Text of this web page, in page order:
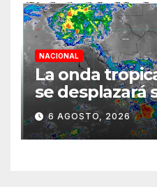
NACIONAL
La onda
se desplazará
sureste
6 AGOSTO, 2026